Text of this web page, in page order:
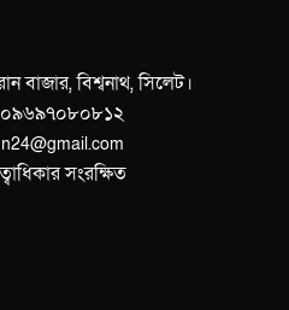
বাজার, বিশ্বনাথ, সিলেট।
সংরক্ষিত